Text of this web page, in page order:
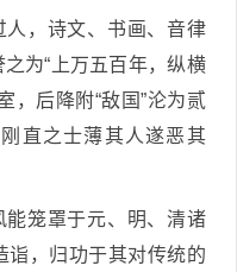
，诗文、书画、音律
为“上万五百年，纵横
，后降附“敌国”沦为贰
直之士薄其人遂恶其
笼罩于元、明、清诸
诣，归功于其对传统的